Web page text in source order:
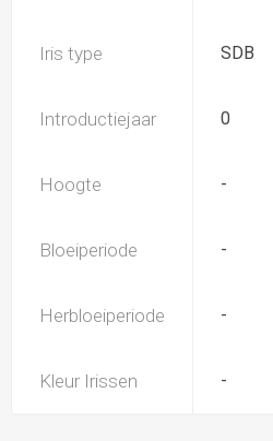
Iris type SDB
Introductiejaar 0
Hoogte -
Bloeiperiode -
Herbloeiperiode -
Kleur Irissen -